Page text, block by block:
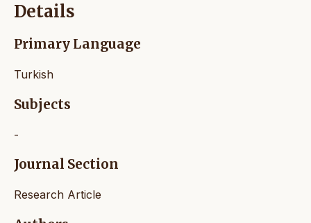
Details
Primary Language
Turkish
Subjects
-
Journal Section
Research Article